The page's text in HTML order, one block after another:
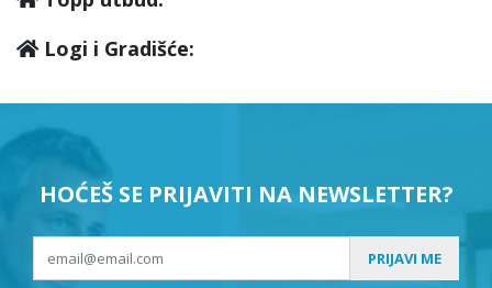
Logi i Gradišće:
HOĆEŠ SE PRIJAVITI NA NEWSLETTER?
PRIJAVI ME